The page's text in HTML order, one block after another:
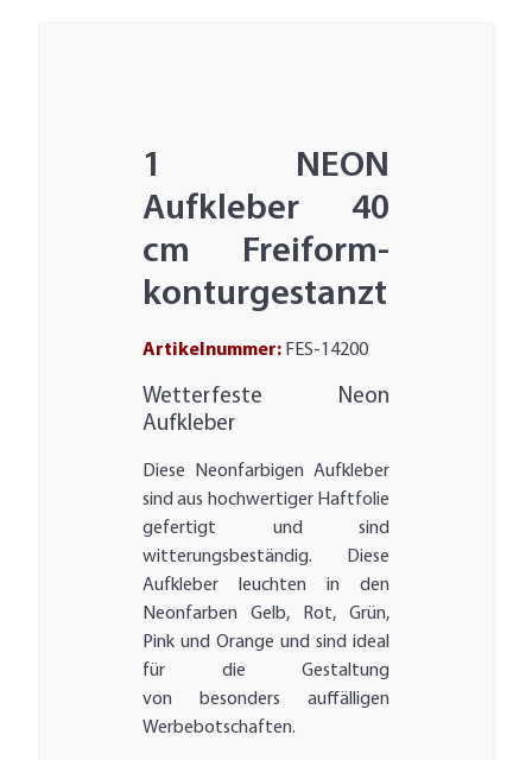
1 NEON
Aufkleber 40
cm Freiform-
konturgestanzt
Artikelnummer: FES-14200
Wetterfeste Neon
Aufkleber
Diese Neonfarbigen Aufkleber
sind aus hochwertiger Haftfolie
gefertigt und sind
witterungsbeständig. Diese
Aufkleber leuchten in den
Neonfarben Gelb, Rot, Grün,
Pink und Orange und sind ideal
für die Gestaltung
von besonders auffälligen
Werbebotschaften.